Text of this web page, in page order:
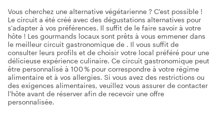
Vous cherchez une alternative végétarienne ? C'est possible !
Le circuit a été créé avec des dégustations alternatives pour
s'adapter à vos préférences. Il suffit de le faire savoir à votre
hôte ! Les gourmands locaux sont prêts à vous emmener dans
le meilleur circuit gastronomique de . Il vous suffit de
consulter leurs profils et de choisir votre local préféré pour une
délicieuse expérience culinaire. Ce circuit gastronomique peut
être personnalisé à 100 % pour correspondre à votre régime
alimentaire et à vos allergies. Si vous avez des restrictions ou
des exigences alimentaires, veuillez vous assurer de contacter
l'hôte avant de réserver afin de recevoir une offre
personnalisée.